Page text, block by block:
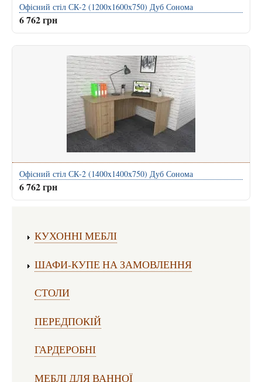
Офісний стіл СК-2 (1200x1600x750) Дуб Сонома
6 762 грн
Офісний стіл СК-2 (1400x1400x750) Дуб Сонома
6 762 грн
КУХОННІ МЕБЛІ
ШАФИ-КУПЕ НА ЗАМОВЛЕННЯ
СТОЛИ
ПЕРЕДПОКІЙ
ГАРДЕРОБНІ
МЕБЛІ ДЛЯ ВАННОЇ